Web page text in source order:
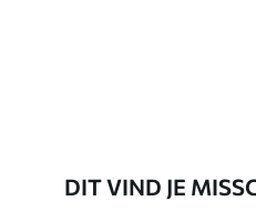
DIT VIND JE